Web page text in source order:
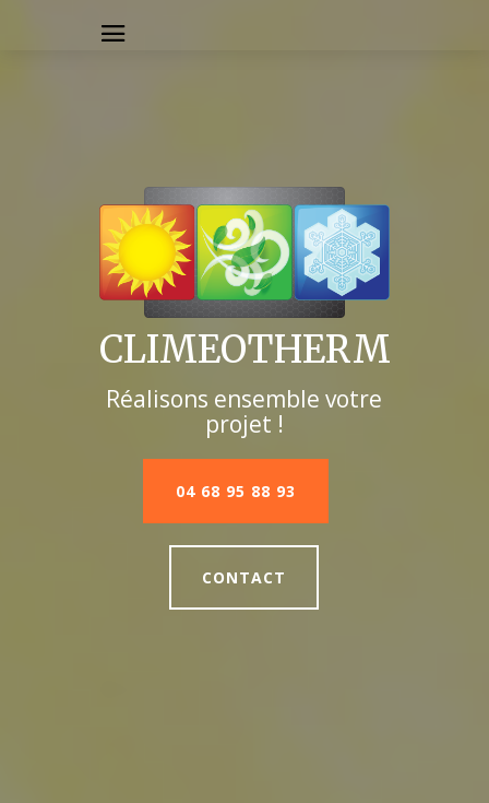
CLIMEOTHERM
Réalisons ensemble votre
projet !
04 68 95 88 93
CONTACT